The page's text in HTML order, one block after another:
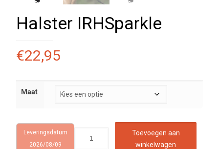
Halster IRHSparkle
€22,95
Maat
Leveringsdatum
2026/08/09
Toevoegen aan
winkelwagen